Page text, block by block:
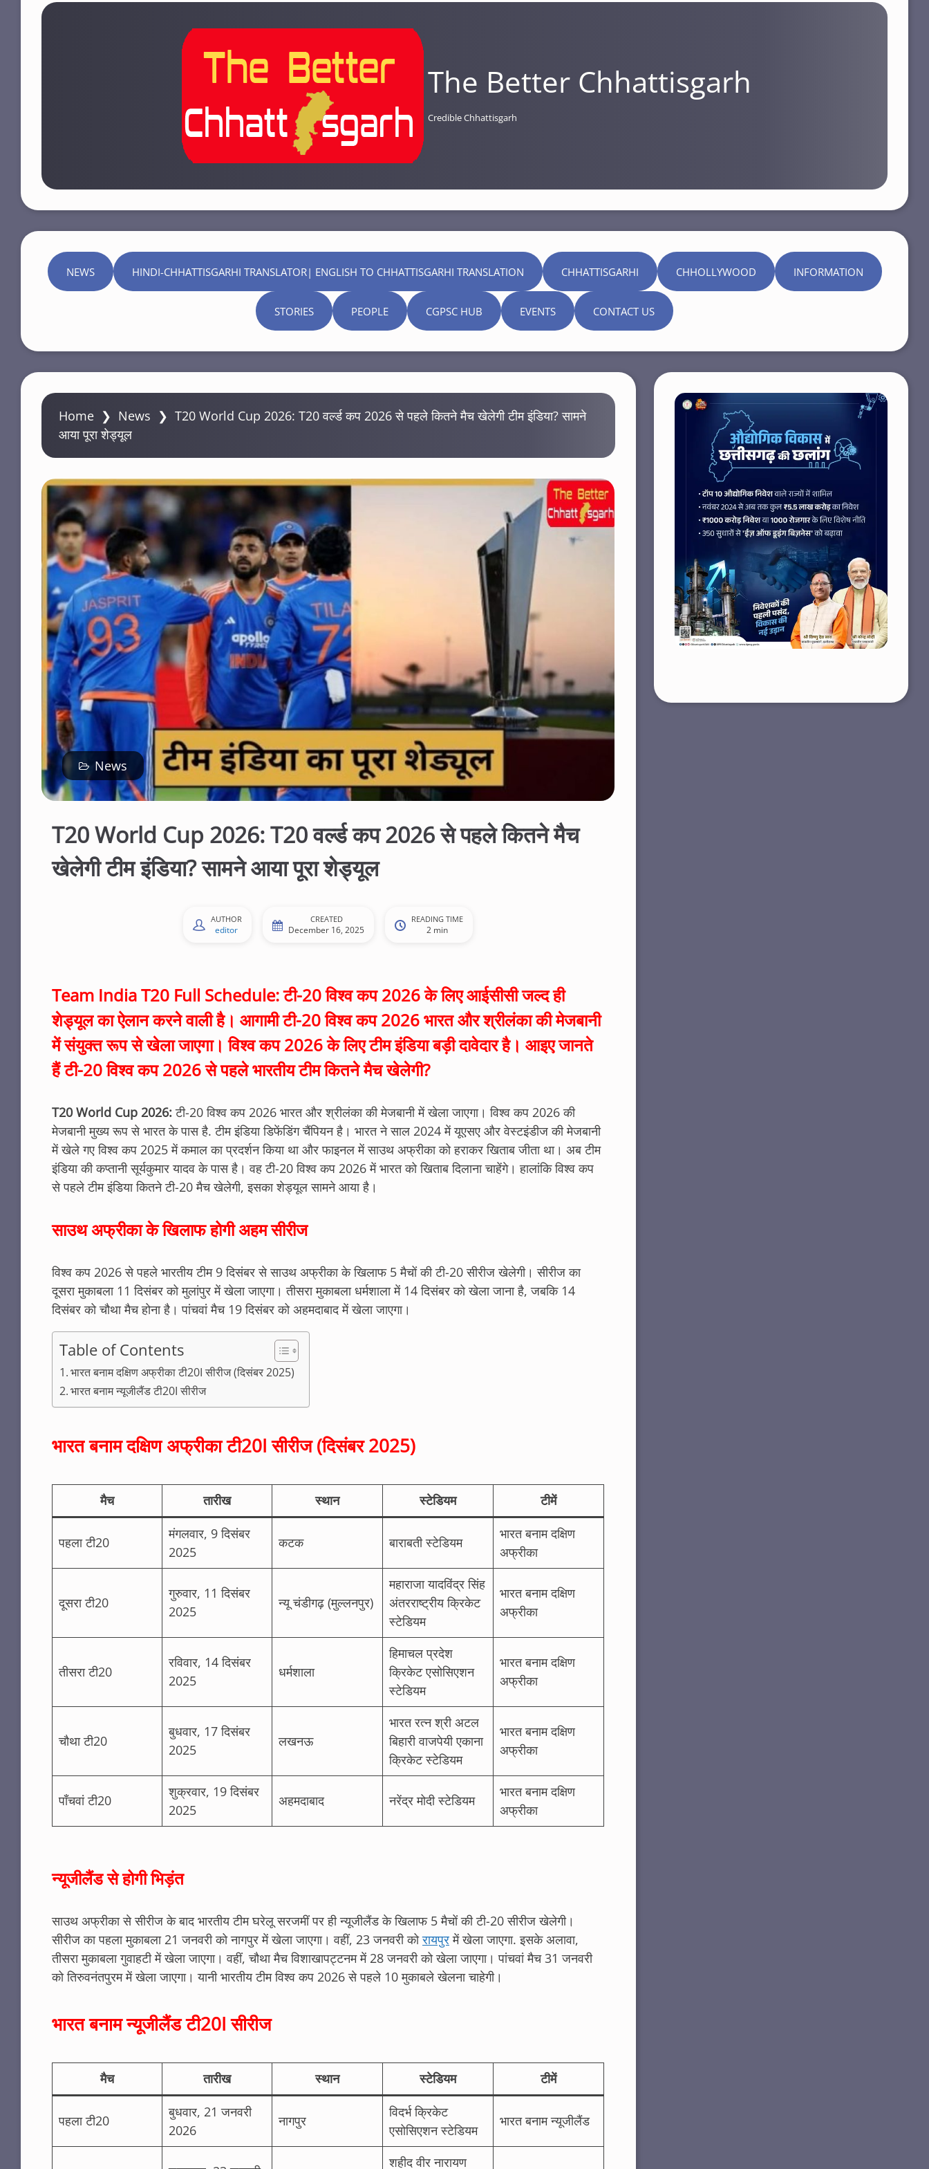
The Better Chhattisgarh
Credible Chhattisgarh
NEWS HINDI-CHHATTISGARHI TRANSLATOR| ENGLISH TO CHHATTISGARHI TRANSLATION CHHATTISGARHI CHHOLLYWOOD INFORMATION
STORIES PEOPLE CGPSC HUB EVENTS CONTACT US
Home ❯ News ❯ T20 World Cup 2026: T20 वर्ल्ड कप 2026 से पहले कितने मैच खेलेगी टीम इंडिया? सामने
आया पूरा शेड्यूल
News
T20 World Cup 2026: T20 वर्ल्ड कप 2026 से पहले कितने मैच
खेलेगी टीम इंडिया? सामने आया पूरा शेड्यूल
AUTHOR
editor
CREATED
December 16, 2025
READING TIME
2 min
Team India T20 Full Schedule: टी-20 विश्व कप 2026 के लिए आईसीसी जल्द ही
शेड्यूल का ऐलान करने वाली है। आगामी टी-20 विश्व कप 2026 भारत और श्रीलंका की मेजबानी
में संयुक्त रूप से खेला जाएगा। विश्व कप 2026 के लिए टीम इंडिया बड़ी दावेदार है। आइए जानते
हैं टी-20 विश्व कप 2026 से पहले भारतीय टीम कितने मैच खेलेगी?
T20 World Cup 2026:टी-20 विश्व कप 2026 भारत और श्रीलंका की मेजबानी में खेला जाएगा। विश्व कप 2026 की
मेजबानी मुख्य रूप से भारत के पास है. टीम इंडिया डिफेंडिंग चैंपियन है। भारत ने साल 2024 में यूएसए और वेस्टइंडीज की मेजबानी
में खेले गए विश्व कप 2025 में कमाल का प्रदर्शन किया था और फाइनल में साउथ अफ्रीका को हराकर खिताब जीता था। अब टीम
इंडिया की कप्तानी सूर्यकुमार यादव के पास है। वह टी-20 विश्व कप 2026 में भारत को खिताब दिलाना चाहेंगे। हालांकि विश्व कप
से पहले टीम इंडिया कितने टी-20 मैच खेलेगी, इसका शेड्यूल सामने आया है।
साउथ अफ्रीका के खिलाफ होगी अहम सीरीज
विश्व कप 2026 से पहले भारतीय टीम 9 दिसंबर से साउथ अफ्रीका के खिलाफ 5 मैचों की टी-20 सीरीज खेलेगी। सीरीज का
दूसरा मुकाबला 11 दिसंबर को मुलांपुर में खेला जाएगा। तीसरा मुकाबला धर्मशाला में 14 दिसंबर को खेला जाना है, जबकि 14
दिसंबर को चौथा मैच होना है। पांचवां मैच 19 दिसंबर को अहमदाबाद में खेला जाएगा।
Table of Contents
भारत बनाम दक्षिण अफ्रीका टी20I सीरीज (दिसंबर 2025)
भारत बनाम न्यूजीलैंड टी20I सीरीज
भारत बनाम दक्षिण अफ्रीका टी20I सीरीज (दिसंबर 2025)
मैच तारीख स्थान स्टेडियम टीमें
पहला टी20
मंगलवार, 9 दिसंबर
2025
कटक बाराबती स्टेडियम
भारत बनाम दक्षिण
अफ्रीका
दूसरा टी20
गुरुवार, 11 दिसंबर
2025
न्यू चंडीगढ़ (मुल्लनपुर)
महाराजा यादविंद्र सिंह
अंतरराष्ट्रीय क्रिकेट
स्टेडियम
भारत बनाम दक्षिण
अफ्रीका
तीसरा टी20
रविवार, 14 दिसंबर
2025
धर्मशाला
हिमाचल प्रदेश
क्रिकेट एसोसिएशन
स्टेडियम
भारत बनाम दक्षिण
अफ्रीका
चौथा टी20
बुधवार, 17 दिसंबर
2025
लखनऊ
भारत रत्न श्री अटल
बिहारी वाजपेयी एकाना
क्रिकेट स्टेडियम
भारत बनाम दक्षिण
अफ्रीका
पाँचवां टी20
शुक्रवार, 19 दिसंबर
2025
अहमदाबाद नरेंद्र मोदी स्टेडियम
भारत बनाम दक्षिण
अफ्रीका
न्यूजीलैंड से होगी भिड़ंत
साउथ अफ्रीका से सीरीज के बाद भारतीय टीम घरेलू सरजमीं पर ही न्यूजीलैंड के खिलाफ 5 मैचों की टी-20 सीरीज खेलेगी।
सीरीज का पहला मुकाबला 21 जनवरी को नागपुर में खेला जाएगा। वहीं, 23 जनवरी कोरायपुरमें खेला जाएगा. इसके अलावा,
तीसरा मुकाबला गुवाहटी में खेला जाएगा। वहीं, चौथा मैच विशाखापट्टनम में 28 जनवरी को खेला जाएगा। पांचवां मैच 31 जनवरी
को तिरुवनंतपुरम में खेला जाएगा। यानी भारतीय टीम विश्व कप 2026 से पहले 10 मुकाबले खेलना चाहेगी।
भारत बनाम न्यूजीलैंड टी20I सीरीज
मैच तारीख स्थान स्टेडियम टीमें
पहला टी20
बुधवार, 21 जनवरी
2026
नागपुर
विदर्भ क्रिकेट
एसोसिएशन स्टेडियम
भारत बनाम न्यूजीलैंड
शहीद वीर नारायण